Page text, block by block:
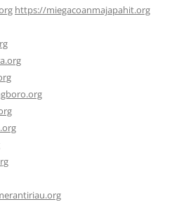
https://miegacoanmajapahit.org